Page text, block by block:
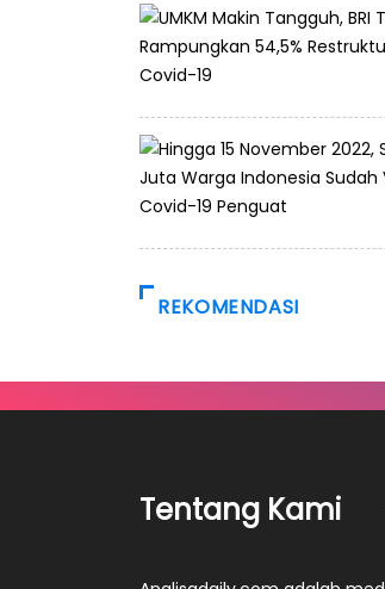
REKOMENDASI
Tentang Kami